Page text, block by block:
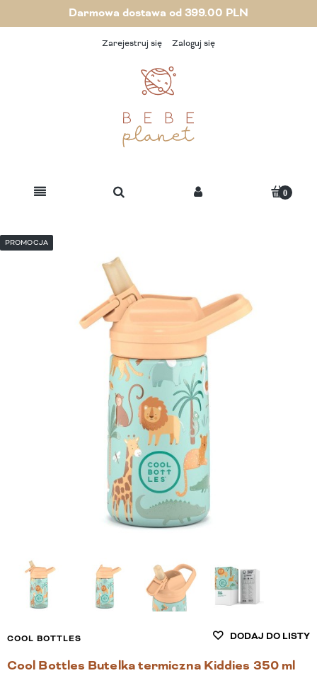
Darmowa dostawa od 399.00 PLN
Zarejestruj się Zaloguj się
PROMOCJA
DODAJ DO LISTY
COOL BOTTLES
Cool Bottles Butelka termiczna Kiddies 350 ml